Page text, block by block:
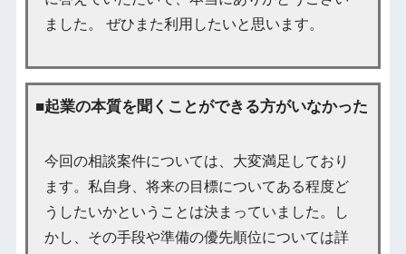
ました。 ぜひまた利用したいと思います。
■起業の本質を聞くことができる方がいなかった
今回の相談案件については、大変満足しており
ます。私自身、将来の目標についてある程度ど
うしたいかということは決まっていました。し
かし、その手段や準備の優先順位については詳